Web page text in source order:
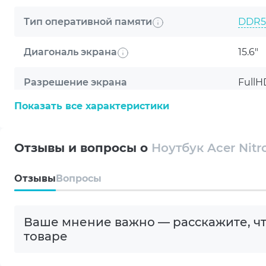
ТЕНЗОРНЫЕ ЯДРА ПЯТОГО
Тип оперативной памяти DDR5
Диагональ экрана 15.6"
Разрешение экрана
Тип матрицы
Частота экрана
Модель процессора
Показать все характеристики
Отзывы и вопросы о Ноутбук Acer
OтзывыВопросы
Ваше мнение важно — расскажите,
товаре
техника будет
Гарантия от